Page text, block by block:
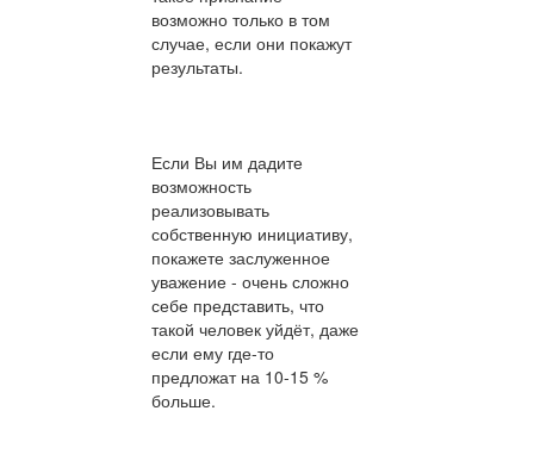
возможно только в том
случае, если они покажут
результаты.
Если Вы им дадите
возможность
реализовывать
собственную инициативу,
покажете заслуженное
уважение - очень сложно
себе представить, что
такой человек уйдёт, даже
если ему где-то
предложат на 10-15 %
больше.